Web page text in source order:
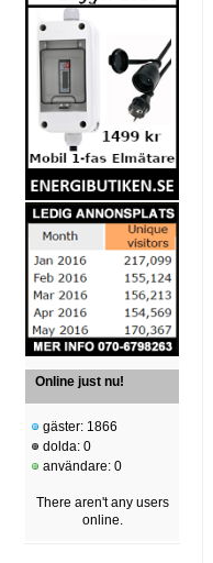
Online just nu!
gäster: 1866
dolda: 0
användare: 0
There aren't any users
online.